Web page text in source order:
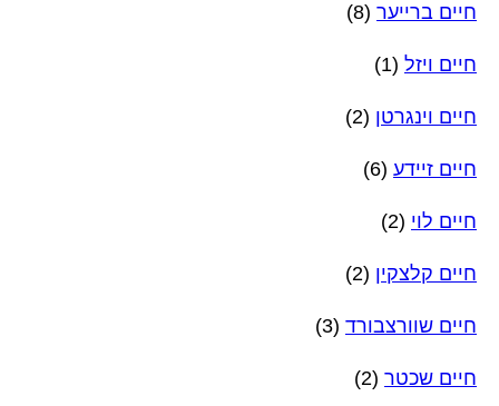
חיים ברייער (8)
חיים ויזל (1)
חיים וינגרטן (2)
חיים זיידע (6)
חיים לוי (2)
חיים קלצקין (2)
חיים שוורצבורד (3)
חיים שכטר (2)